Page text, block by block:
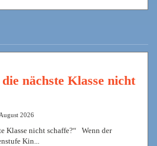
nächste Klasse nicht
2026
Klasse nicht schaffe?“ Wenn der
Kin...